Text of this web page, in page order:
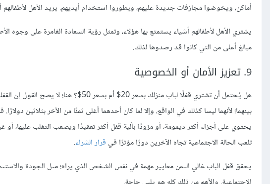
أماكن، ويخوضوا مجازفات جديدة عليهم، ويطوروا استخدام أيديهم. يريد الأهل لأطفالهم
يشتري الأهل لأطفالهم أشياء يستمتع بها هؤلاء، وتمثل رؤية السعادة الغامرة على وجوه
مبالغ أعلى من التي كانوا قد رصدوها لذلك.
9. تعزيز الأمان أو الخصوصية
هل يُحتمل أن تشتري قفلًا لباب منزلك بسعر
بينهما؛ لأنهما ليسا كذلك في الواقع، وإلا لما كان أحدهما أغلى ثمنًا من الآخر بثلاثين
يحتوي على أجزاء أكثر ديمومة، أو مزودًا بآلية قفل أكثر تعقيدًا ويصعب التغلب عليها،
تلعب الحالة الاجتماعية تجاه الآخرين دورًا مؤثرًا في قرار الشراء.
يحقق قفل الباب غالي الثمن معايير مهمة في نفس الشخص الذي يراه؛ مثل الجودة